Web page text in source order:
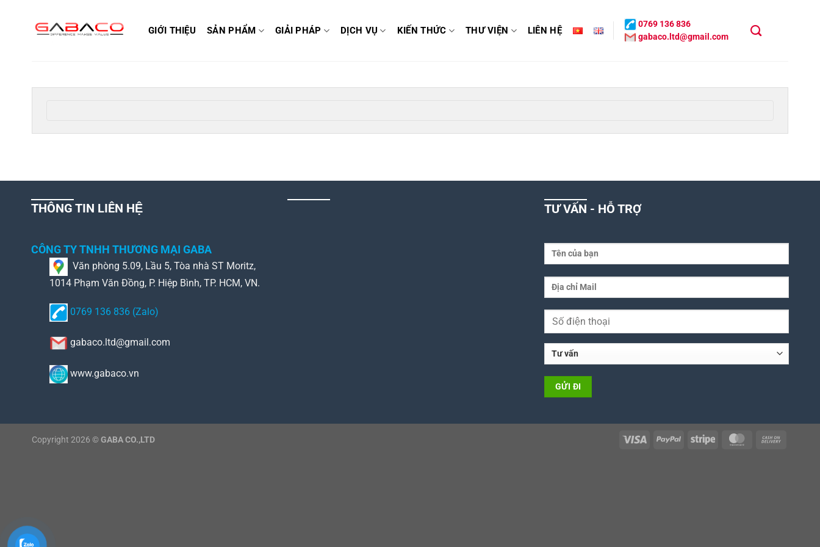
GIỚI THIỆU SẢN PHẨM GIẢI PHÁP DỊCH VỤ KIẾN THỨC THƯ VIỆN LIÊN HỆ
gabaco.ltd@gmail.com
0769 136 836
THÔNG TIN LIÊN HỆ
CÔNG TY TNHH THƯƠNG MẠI GABA
Văn phòng 5.09, Lầu 5, Tòa nhà ST Moritz,
1014 Phạm Văn Đồng, P. Hiệp Bình, TP. HCM, VN.
0769 136 836 (Zalo)
gabaco.ltd@gmail.com
www.gabaco.vn
TƯ VẤN - HỖ TRỢ
Copyright 2026 © GABA CO.,LTD